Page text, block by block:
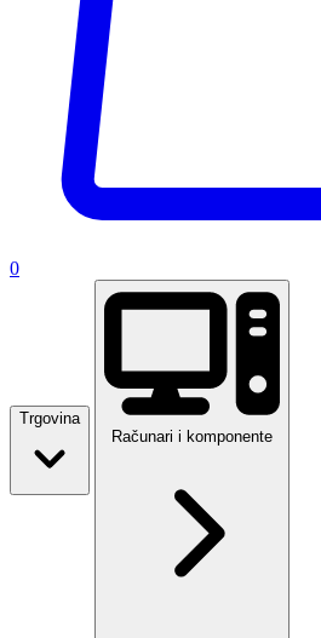
0
Trgovina
Računari i komponente